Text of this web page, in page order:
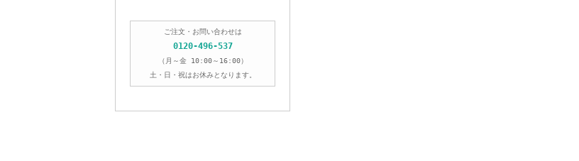
ご注文・お問い合わせは
0120-496-537
（月～金 10:00～16:00）
土・日・祝はお休みとなります。